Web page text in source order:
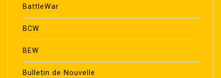
BattleWar
BCW
BEW
Bulletin de Nouvelle